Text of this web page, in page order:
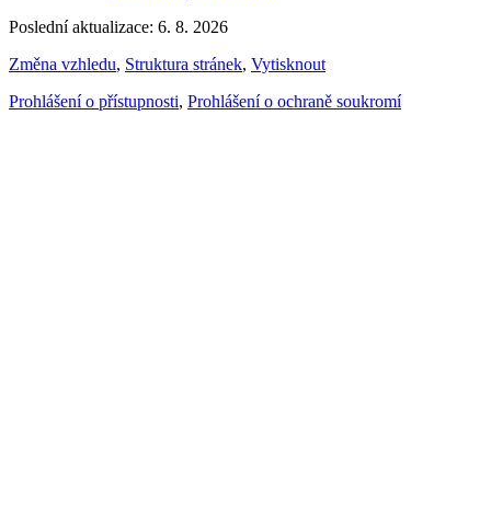
Poslední aktualizace: 6. 8. 2026
Změna vzhledu, Struktura stránek, Vytisknout
Prohlášení o přístupnosti, Prohlášení o ochraně soukromí